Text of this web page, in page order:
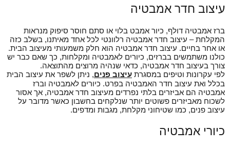
עיצוב חדר אמבטיה
ברז אמבטיה דולף, כיור אמבט בלוי או סתם חוסר סיפוק מנראות
המקלחת – עיצוב חדר אמבטיה רלוונטי לכל אחד מאיתנו, בשלב כזה
או אחר בחיים. עיצוב חדר אמבטיה הוא חלק משמעותי מעיצוב הבית.
כולנו משתמשים בברזים, כיורים לאמבטיה ומקלחות, כך שאם כבר יש
צורך בעיצוב חדר אמבטיה, כדאי שנהיה מרוצים מהתוצאה.
לפי עקרונות וטיפים במסגרת עיצוב פנים, ניתן לשפר את עיצוב הבית
בכלל ואת עיצוב חדר האמבטיה בפרט. כיורים לאמבטיה וברז
אמבטיה הם אביזרים בלתי נפרדים מעיצוב חדר אמבטיה, אך אסור
לשכוח מאביזרים פשוטים יותר שנלקחים בחשבון כאשר מדובר על
עיצוב פנים, כמו שטיחוני מקלחת, מגבות ומדפים.
כיורי אמבטיה